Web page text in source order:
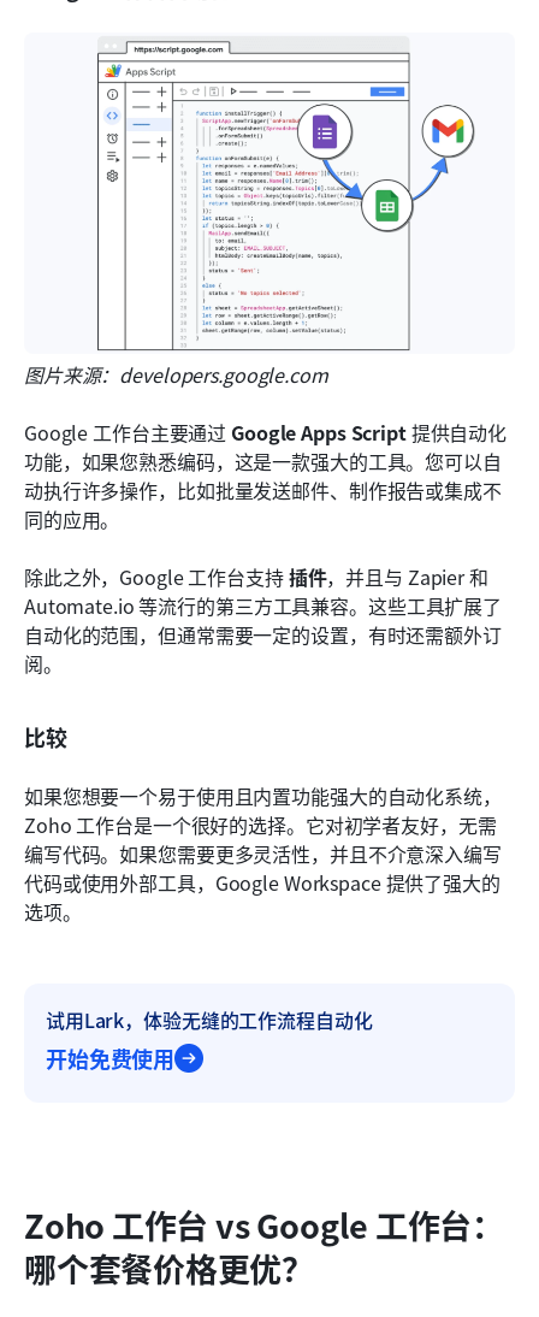
图片来源：developers.google.com
Google 工作台主要通过 Google Apps Script 提供自动化
功能，如果您熟悉编码，这是一款强大的工具。您可以自
动执行许多操作，比如批量发送邮件、制作报告或集成不
同的应用。
除此之外，Google 工作台支持 插件，并且与 Zapier 和
Automate.io 等流行的第三方工具兼容。这些工具扩展了
自动化的范围，但通常需要一定的设置，有时还需额外订
阅。
比较
如果您想要一个易于使用且内置功能强大的自动化系统，
Zoho 工作台是一个很好的选择。它对初学者友好，无需
编写代码。如果您需要更多灵活性，并且不介意深入编写
代码或使用外部工具，Google Workspace 提供了强大的
选项。
试用Lark，体验无缝的工作流程自动化
开始免费使用
Zoho 工作台 vs Google 工作台：
哪个套餐价格更优？